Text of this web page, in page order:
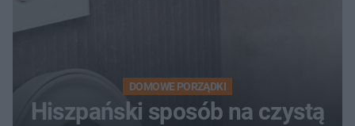
DOMOWE PORZĄDKI
Hiszpański sposób na czystą